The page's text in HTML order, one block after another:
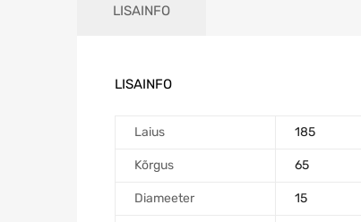
LISAINFO
LISAINFO
Laius 185
Kõrgus 65
Diameeter 15